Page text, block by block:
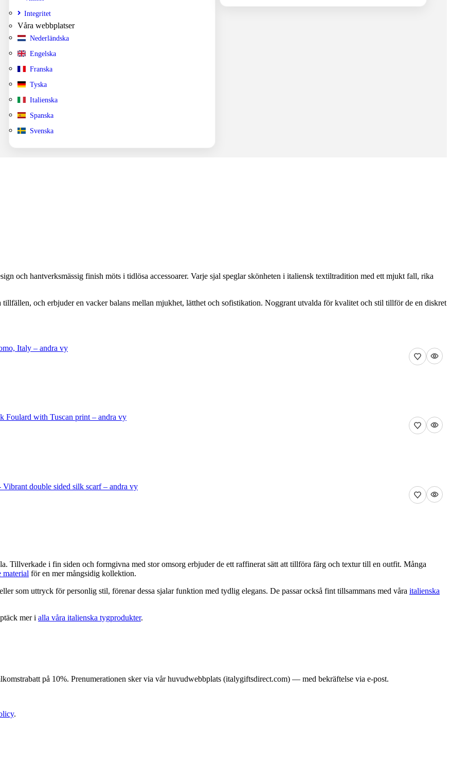
Integritet
Våra webbplatser
Nederländska
Engelska
Franska
Tyska
Italienska
Spanska
Svenska
och hantverksmässig finish möts i tidlösa accessoarer. Varje sjal speglar skönheten i italiensk textiltradition med ett mjukt fall, rika
tillfällen, och erbjuder en vacker balans mellan mjukhet, lätthet och sofistikation. Noggrant utvalda för kvalitet och stil tillför de en diskret
Tillverkade i fin siden och formgivna med stor omsorg erbjuder de ett raffinerat sätt att tillföra färg och textur till en outfit. Många
material för en mer mångsidig kollektion.
som uttryck för personlig stil, förenar dessa sjalar funktion med tydlig elegans. De passar också fint tillsammans med våra italienska
mer i alla våra italienska tygprodukter.
på 10%. Prenumerationen sker via vår huvudwebbplats (italygiftsdirect.com) — med bekräftelse via e-post.
.